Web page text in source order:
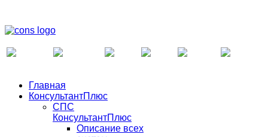
Главная
КонсультантПлюс
СПС
КонсультантПлюс
Описание всех